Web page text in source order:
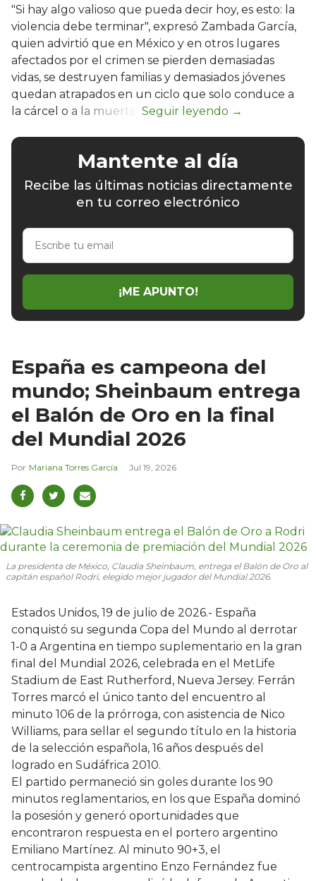
"Si hay algo valioso que pueda decir hoy, es esto: la
violencia debe terminar", expresó Zambada García,
quien advirtió que en México y en otros lugares
afectados por el crimen se pierden demasiadas
vidas, se destruyen familias y demasiados jóvenes
quedan atrapados en un ciclo que solo conduce a
la cárcel o a la muerte.
Mantente al día
Recibe las últimas noticias directamente
en tu correo electrónico
Escribe
email
¡ME APUNTO!
España es campeona del
mundo; Sheinbaum entrega
el Balón de Oro en la final
del Mundial 2026
Mariana Torres García Jul 19, 2026
La presidenta de México, Claudia Sheinbaum, entrega el Balón de Oro al
capitán español Rodri, elegido mejor jugador del Mundial 2026.
Estados Unidos, 19 de julio de 2026.- España
conquistó su segunda Copa del Mundo al derrotar
1-0 a Argentina en tiempo suplementario en la gran
final del Mundial 2026, celebrada en el MetLife
Stadium de East Rutherford, Nueva Jersey. Ferrán
Torres marcó el único tanto del encuentro al
minuto 106 de la prórroga, con asistencia de Nico
Williams, para sellar el segundo título en la historia
de la selección española, 16 años después del
logrado en Sudáfrica 2010.
El partido permaneció sin goles durante los 90
minutos reglamentarios, en los que España dominó
la posesión y generó oportunidades que
encontraron respuesta en el portero argentino
Emiliano Martínez. Al minuto 90+3, el
centrocampista argentino Enzo Fernández fue